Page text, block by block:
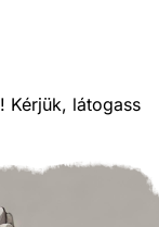
Kérjük, látogass